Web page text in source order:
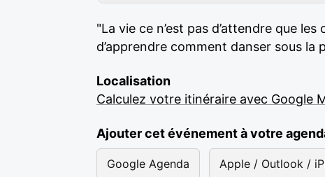
"La vie ce n’est pas d’attendre que les
d’apprendre comment danser sous la
Localisation
Calculez votre itinéraire avec Google
Ajouter cet événement à votre
Google Agenda Apple / Outlook /